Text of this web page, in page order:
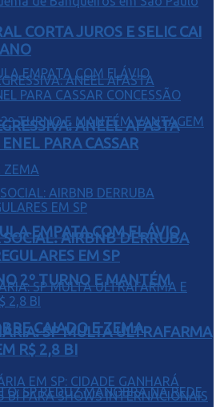
EMPATA COM FLÁVIO
2º TURNO E MANTÉM
CAIADO E ZEMA
CORTA JUROS E SELIC CAI
ANEEL AFASTA
PARA CASSAR
AIRBNB DERRUBA
EM SP
SP MULTA ULTRAFARMA
R$ 2,8 BI